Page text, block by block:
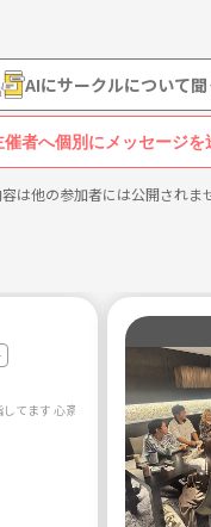
AIにサークルについて聞
催者へ個別にメッセージを
は他の参加者には公開されま